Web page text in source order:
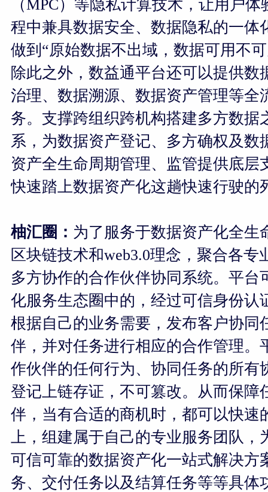
（MPC）等隐私计算技术，让用户
程中兼具数据安全、数据隐私的一体
做到“原始数据不出域，数据可用不
除此之外，数益通平台还可以提供数
治理、数据溯源、数据资产管理等全
务。支撑跨组织跨机构搭建多方数据
系，为数据资产登记、多方确权及数
资产全生命周期管理、监管提供底层
快速踏上数据资产化这趟快速行驶的
柚汇圈： 为了服务于数据资产化全生
区块链技术和web3.0理念，聚合各专
多方协作的合作伙伴协同系统。平台
化服务生态圈中的，经过可信身份认
根据自己的业务需要，发布客户协同
伴，并对任务进行相应的合作管理。
作伙伴的任何行为、协同任务的所有
登记上链存证，不可篡改。从而保障
伴，当有合适的商机时，都可以快速
上，组建属于自己的专业服务团队，
可信可靠的数据资产化一站式解决方
务、交付任务以及结算任务等等具体